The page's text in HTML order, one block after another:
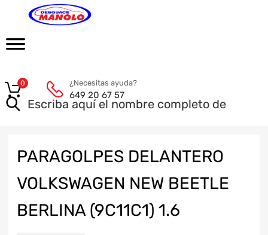
¿Necesitas ayuda?
649 20 67 57
0
PARAGOLPES DELANTERO
VOLKSWAGEN NEW BEETLE
BERLINA (9C11C1) 1.6